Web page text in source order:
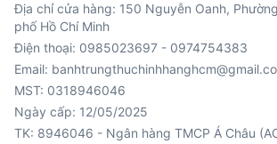
Địa chỉ cửa hàng: 150 Nguyễn Oanh,
phố Hồ Chí Minh
Điện thoại: 0985023697 - 0974754383
Email:
MST: 0318946046
Ngày cấp: 12/05/2025
TK: 8946046 - Ngân hàng TMCP Á Châu